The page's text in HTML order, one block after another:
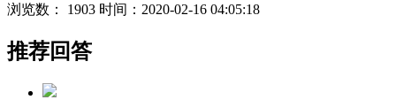
浏览数： 1903 时间：2020-02-16 04:05:18
推荐回答